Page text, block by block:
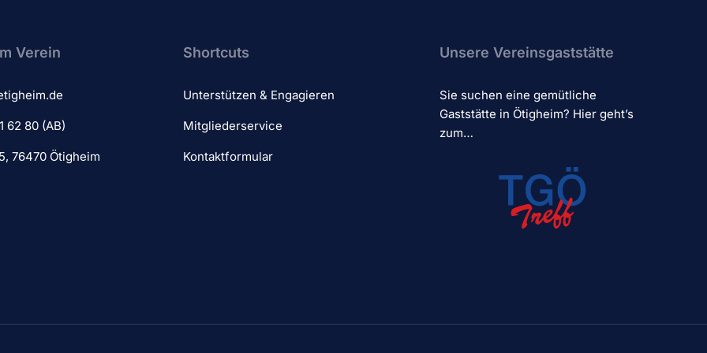
Verein​
62 80 (AB)
76470 Ötigheim
Shortcuts
Unterstützen & Engagieren
Mitgliederservice
Kontaktformular
Unsere Vereinsgaststätte
Sie suchen eine gemütliche
Gaststätte in Ötigheim? Hier geht’s
zum…